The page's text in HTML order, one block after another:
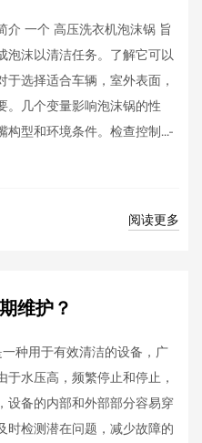
介 一个 高压洗衣机泡沫锅 旨
泡沫以清洁任务。了解它可以
选择适合车辆，室外表面，
。几个变量影响泡沫锅的性
构型和环境条件。检查控制...-
阅读更多
维护？
种用于有效清洁的设备，广
水压高，频繁停止和停止，
设备的内部和外部部分容易穿
时检测潜在问题，减少故障的